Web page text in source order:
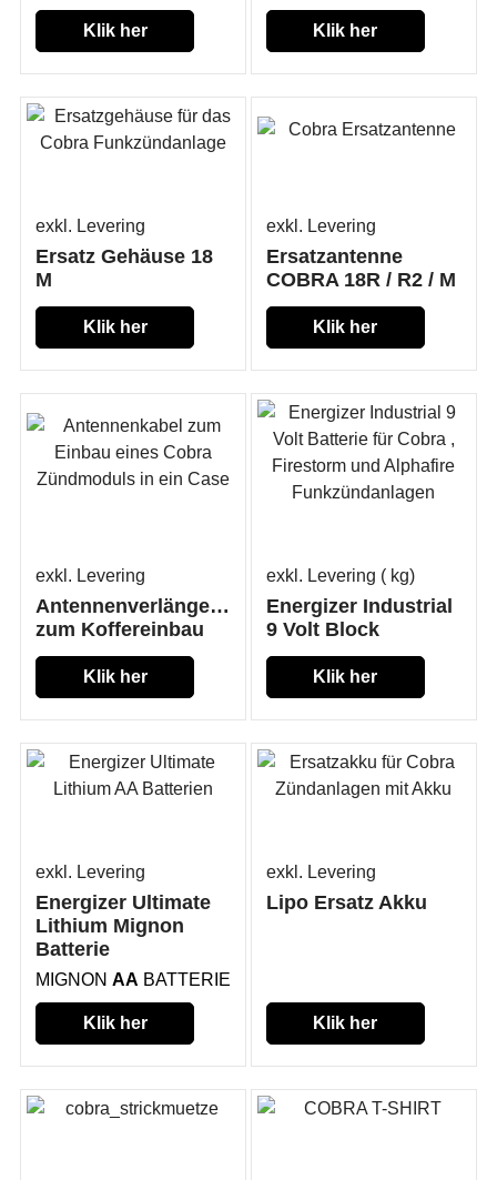
Klik her Klik her
exkl. Levering
Ersatz Gehäuse 18
M
Klik her
exkl. Levering
Ersatzantenne
COBRA 18R / R2 / M
Klik her
exkl. Levering
Antennenverlängerung
zum Koffereinbau
Klik her
exkl. Levering kg
Energizer Industrial
9 Volt Block
Klik her
exkl. Levering
Energizer Ultimate
Lithium Mignon
Batterie
MIGNONAA BATTERIE
Klik her
exkl. Levering
Lipo Ersatz Akku
Klik her